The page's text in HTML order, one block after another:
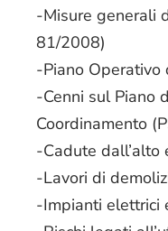
-Misure generali
81/2008)
-Piano Operativo
-Cenni sul Piano
Coordinamento
-Cadute dall’alto
-Lavori di
-Impianti elettrici